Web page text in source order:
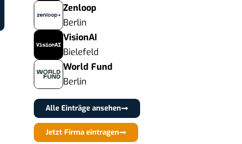
Zenloop
Berlin
VisionAI
Bielefeld
World Fund
Berlin
Alle Einträge ansehen
Jetzt Firma eintragen